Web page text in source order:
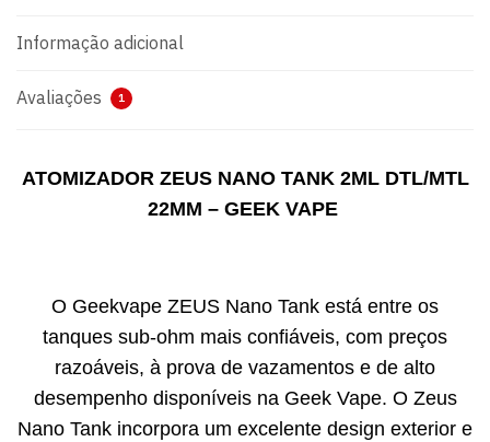
Informação adicional
Avaliações 1
ATOMIZADOR ZEUS NANO TANK 2ML DTL/MTL
22MM – GEEK VAPE
O Geekvape ZEUS Nano Tank está entre os
tanques sub-ohm mais confiáveis, com preços
razoáveis, à prova de vazamentos e de alto
desempenho disponíveis na Geek Vape. O Zeus
Nano Tank incorpora um excelente design exterior e